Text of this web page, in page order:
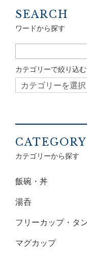
SEARCH
ワードから探す
カテゴリーで絞り込む
CATEGORY
カテゴリーから探す
飯碗・丼
湯呑
フリーカップ・タ
マグカップ